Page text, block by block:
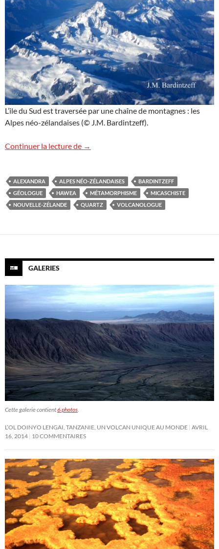
L’ile du Sud est traversée par une chaîne de montagnes : les
Alpes néo-zélandaises (© J.M. Bardintzeff).
Continuer la lecture de Nouvelle-Zélande : images de l’île du Sud
→
ALEXANDRA ALPES NÉO-ZÉLANDAISES
BARDINTZEFF
GÉOLOGUE
HAWEA MÉTAMORPHISME
MICASCHISTE
NOUVELLE-ZÉLANDE
QUARTZ VOLCANOLOGUE
GALERIES
Cette galerie contient6 photos
L’OL DOINYO LENGAI, TANZANIE, UN VOLCAN UNIQUE AU MONDE AVRIL
16, 2014 10 COMMENTAIRES